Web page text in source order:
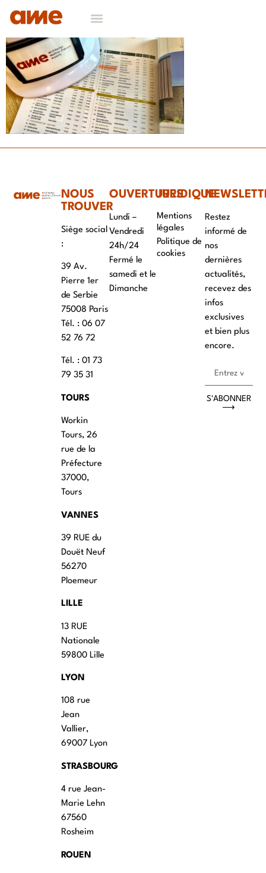
NOUS
TROUVER
Siège social
:
39 Av.
Pierre 1er
de Serbie
75008 Paris
Tél. : ‭06 07
52 76 72
Tél. : 01 73
79 35 31
TOURS
Workin
Tours, 26
rue de la
Préfecture
37000,
Tours
VANNES
39 RUE du
Douët Neuf
56270
Ploemeur
LILLE
13 RUE
Nationale
59800 Lille
LYON
108 rue
Jean
Vallier,
69007 Lyon
STRASBOURG
4 rue Jean-
Marie Lehn
67560
Rosheim
ROUEN
OUVERTURES
Lundi –
Vendredi
24h/24
Fermé le
samedi et le
Dimanche
JURIDIQUE
Mentions
légales
Politique de
cookies
Restez
informé de
nos
dernières
actualités,
recevez des
infos
exclusives
et bien plus
encore.
S'ABONNER
⟶